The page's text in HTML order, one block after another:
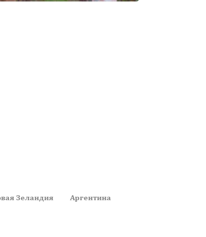
Зеландия Аргентина